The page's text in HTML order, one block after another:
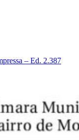
– Ed. 2.387